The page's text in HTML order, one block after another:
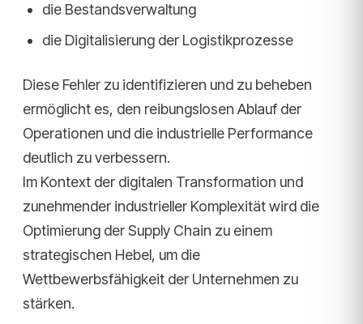
die Bestandsverwaltung
die Digitalisierung der Logistikprozesse
Diese Fehler zu identifizieren und zu beheben
ermöglicht es, den reibungslosen Ablauf der
Operationen und die industrielle Performance
deutlich zu verbessern.
Im Kontext der digitalen Transformation und
zunehmender industrieller Komplexität wird die
Optimierung der Supply Chain zu einem
strategischen Hebel, um die
Wettbewerbsfähigkeit der Unternehmen zu
stärken.